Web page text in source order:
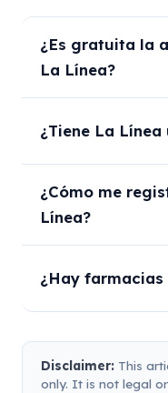
¿Es gratuita la
La Línea?
¿Tiene La
¿Cómo me
Línea?
¿Hay farmacias
Disclaimer: This
only. It is not legal